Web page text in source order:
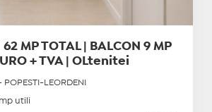
62 MP TOTAL | BALCON 9 MP
+ TVA | OLtenitei
LEORDENI
utili